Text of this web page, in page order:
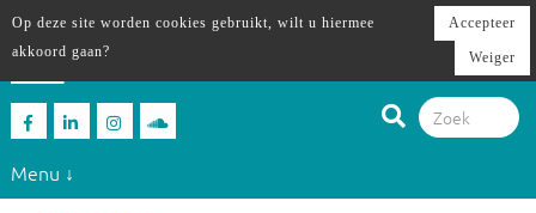
Menu ↓
Op deze site worden cookies gebruikt, wilt u hiermee
akkoord gaan?
Accepteer
Weiger